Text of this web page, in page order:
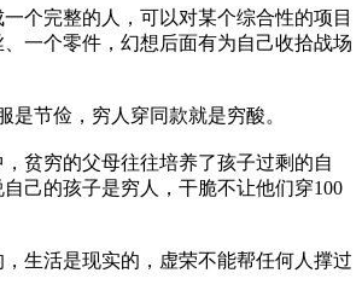
个完整的人，可以对某个综合性的项目
一个零件，幻想后面有为自己收拾战场
是节俭，穷人穿同款就是穷酸。
贫穷的父母往往培养了孩子过剩的自
己的孩子是穷人，干脆不让他们穿100
生活是现实的，虚荣不能帮任何人撑过